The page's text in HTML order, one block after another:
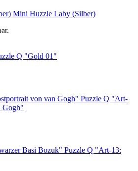
Mini Huzzle Laby (Silber)
Q "Gold 01"
Puzzle Q "Art-
Gogh"
Puzzle Q "Art-13: